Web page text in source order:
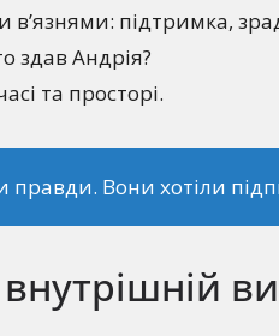
в’язнями: підтримка,
здав Андрія?
та просторі.
правди. Вони хотіли